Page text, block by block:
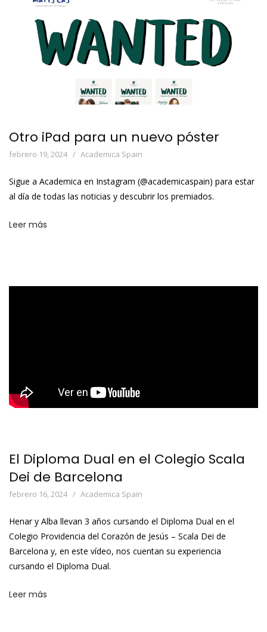
Otro iPad para un nuevo póster
febrero 19, 2024 Academica Spain
Sigue a Academica en Instagram (@academicaspain) para estar
al día de todas las noticias y descubrir los premiados.
Leer más
El Diploma Dual en el Colegio Scala
Dei de Barcelona
febrero 16, 2024 Academica Spain
Henar y Alba llevan 3 años cursando el Diploma Dual en el
Colegio Providencia del Corazón de Jesús – Scala Dei de
Barcelona y, en este vídeo, nos cuentan su experiencia
cursando el Diploma Dual.
Leer más